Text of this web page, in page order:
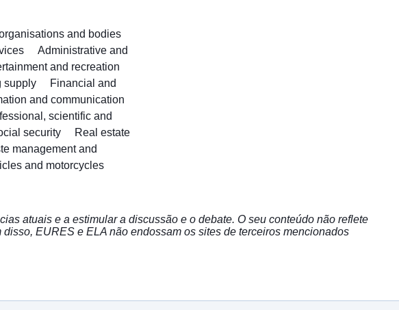
and bodies
Administrative and
and recreation
supply
Financial and
and communication
scientific and
security
Real estate
management and
and motorcycles
atuais e a estimular a discussão e o debate. O seu conteúdo não reflete
EURES e ELA não endossam os sites de terceiros mencionados